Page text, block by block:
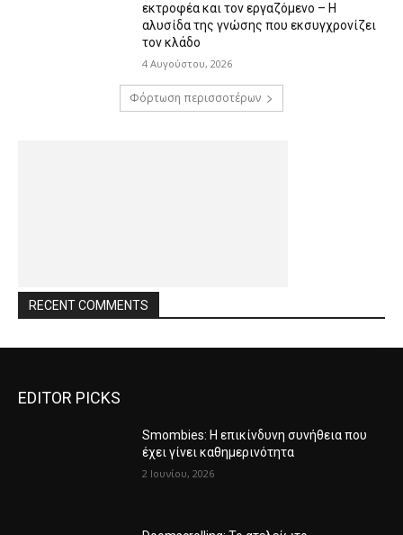
εκτροφέα και τον εργαζόμενο – Η
αλυσίδα της γνώσης που εκσυγχρονίζει
τον κλάδο
4 Αυγούστου, 2026
Φόρτωση περισσοτέρων
RECENT COMMENTS
EDITOR PICKS
Smombies: Η επικίνδυνη συνήθεια που
έχει γίνει καθημερινότητα
2 Ιουνίου, 2026